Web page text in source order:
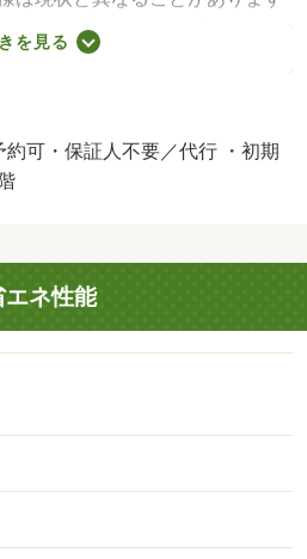
でご確認下さい。 【設備・特
用バス・専用トイレ・電気コン
を見る
可・保証人不要／代行 ・初期
エネ性能